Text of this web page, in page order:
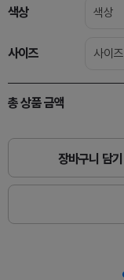
색상 색상
사이즈 사이즈
총 상품 금액
장바구니 담기